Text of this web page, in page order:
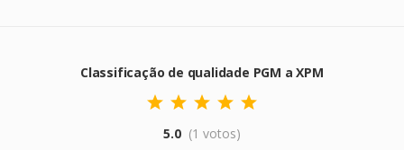
Classificação de qualidade PGM a XPM
5.0 (1 votos)